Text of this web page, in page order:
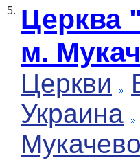
5. Церква
м.
Церкви
Украина
Мукачево